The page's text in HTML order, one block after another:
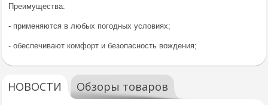
Преимущества:
- применяются в любых погодных условиях;
- обеспечивают комфорт и безопасность вождения;
НОВОСТИ Обзоры товаров